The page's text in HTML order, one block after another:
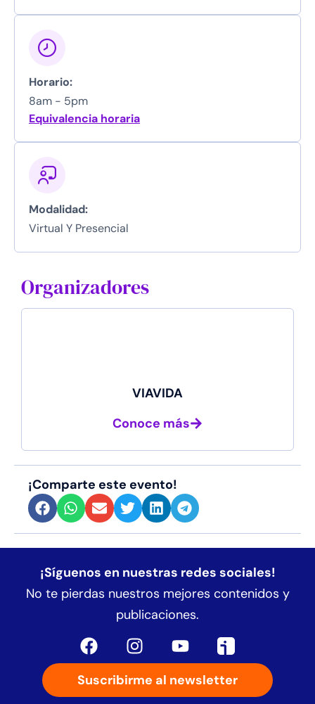
Horario:
8am - 5pm
Equivalencia horaria
Modalidad:
Virtual Y Presencial
Organizadores
VIAVIDA
Conoce más
¡Comparte este evento!
¡Síguenos en nuestras redes sociales!
No te pierdas nuestros mejores contenidos y
publicaciones.
Suscribirme al newsletter